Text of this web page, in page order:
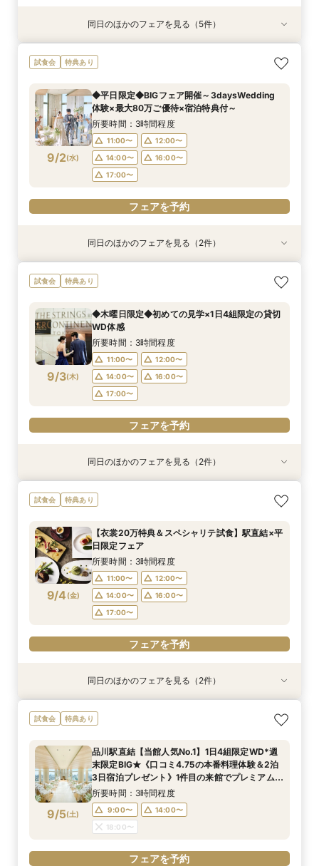
衣装試着 特典あり
8/30(日)
【”本番料理”試食フェア】品川駅直結×口コミ評
価4.75絶品料理＊宿泊特典付
9:00〜
14:00〜
18:00〜
フェアを予約
特典あり
8/30(日)
【2027年2月｜挙式限定】2泊3日×アットホー
ムWD◆品川駅直結
9:00〜
14:00〜
18:00〜
フェアを予約
8/30(日)
【オンライン相談会】ご自宅からPCやスマホに
て
13:00〜
14:00〜
15:00〜
16:00〜
17:00〜
フェアを予約
特典あり
8/30(日)
【*マタニティの方も安心】無料試食×式場見学×
個室相談会
9:00〜
14:00〜
18:00〜
フェアを予約
特典あり
8/30(日)
【初見学限定】メイン会場｜ハルモニア◆最大
80万円優待◆
9:00〜
14:00〜
18:00〜
フェアを予約
同日のほかのフェアを見る（5件）
試食会 特典あり
9/2(水)
◆平日限定◆BIGフェア開催～3daysWedding
体験×最大80万ご優待×宿泊特典付～
所要時間：3時間程度
11:00〜
12:00〜
14:00〜
16:00〜
17:00〜
フェアを予約
9/2(水)
【オンライン相談会】ご自宅からPCやスマホに
て
13:00〜
15:00〜
16:00〜
17:00〜
フェアを予約
9/2(水)
90分で完結◆お得なブライダルフェア◆
11:00〜
13:00〜
15:00〜
フェアを予約
同日のほかのフェアを見る（2件）
試食会 特典あり
9/3(木)
◆木曜日限定◆初めての見学×1日4組限定の貸切
WD体感
所要時間：3時間程度
11:00〜
12:00〜
14:00〜
16:00〜
17:00〜
フェアを予約
9/3(木)
【オンライン相談会】ご自宅からPCやスマホに
て
13:00〜
15:00〜
16:00〜
17:00〜
フェアを予約
9/3(木)
90分で完結◆お得なブライダルフェア◆
11:00〜
13:00〜
15:00〜
フェアを予約
同日のほかのフェアを見る（2件）
試食会 特典あり
9/4 (金)
【衣裳20万特典＆スペシャリテ試食】駅直結×平
日限定フェア
所要時間：3時間程度
11:00〜
12:00〜
14:00〜
16:00〜
17:00〜
フェアを予約
9/4(金)
【オンライン相談会】ご自宅からPCやスマホに
て
13:00〜
14:00〜
15:00〜
16:00〜
17:00〜
フェアを予約
9/4(金)
90分で完結◆お得なブライダルフェア◆
11:00〜
13:00〜
15:00〜
17:00〜
フェアを予約
同日のほかのフェアを見る（2件）
試食会 特典あり
9/5(土)
品川駅直結【当館人気No.1】1日4組限定WD*週
末限定BIG★《口コミ4.75の本番料理体験＆2泊
3日宿泊プレゼント》1件目の来館でプレミアム特
典＆最大80万円ご優待付き
所要時間：3時間程度
9:00〜
14:00〜
18:00〜
フェアを予約